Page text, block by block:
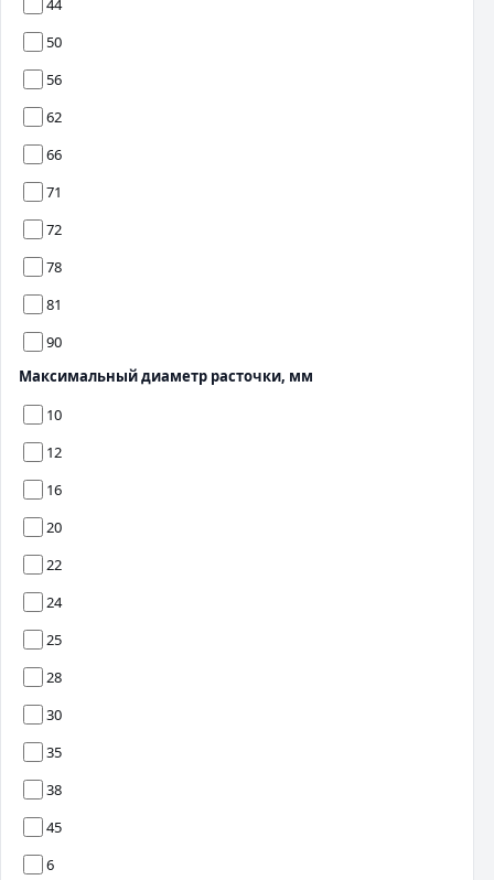
44
50
56
62
66
71
72
78
81
90
Максимальный диаметр расточки, мм
10
12
16
20
22
24
25
28
30
35
38
45
6